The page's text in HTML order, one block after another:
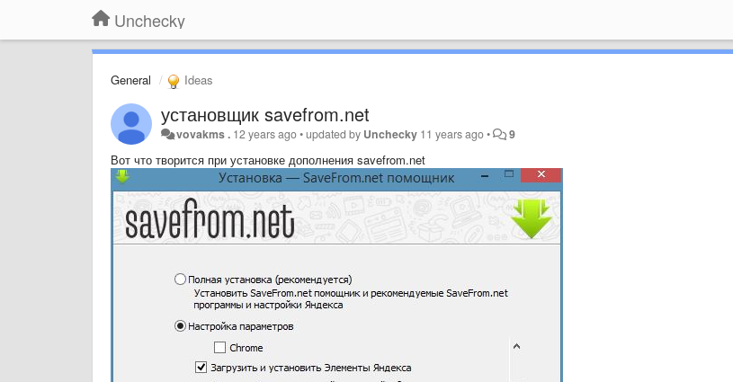
Unchecky
General Ideas
установщик savefrom.net
vovakms . 12 years ago•updated by Unchecky 11 years ago• 9
Вот что творится при установке дополнения savefrom.net